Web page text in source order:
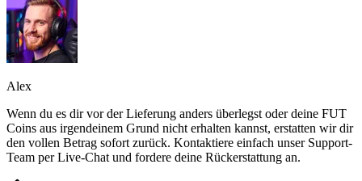
Alex
Wenn du es dir vor der Lieferung anders überlegst oder deine FUT
Coins aus irgendeinem Grund nicht erhalten kannst, erstatten wir dir
den vollen Betrag sofort zurück. Kontaktiere einfach unser Support-
Team per Live-Chat und fordere deine Rückerstattung an.